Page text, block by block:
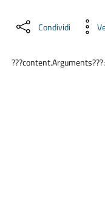
Condividi
???content.Arguments???: